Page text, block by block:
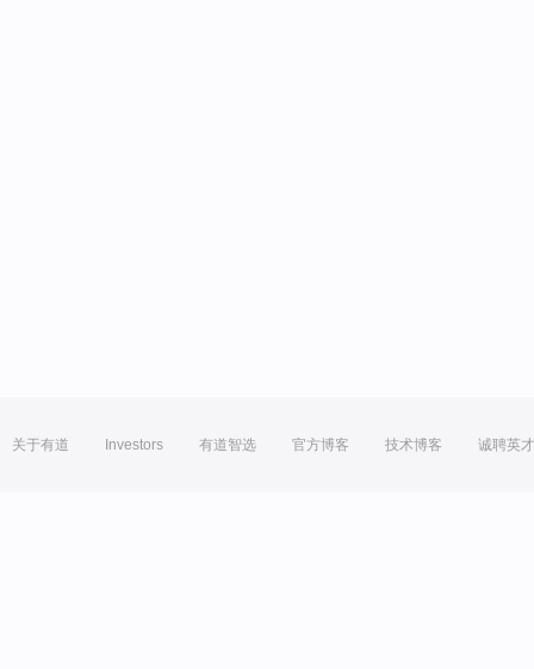
关于有道 Investors 有道智选 官方博客 技术博客 诚聘英才